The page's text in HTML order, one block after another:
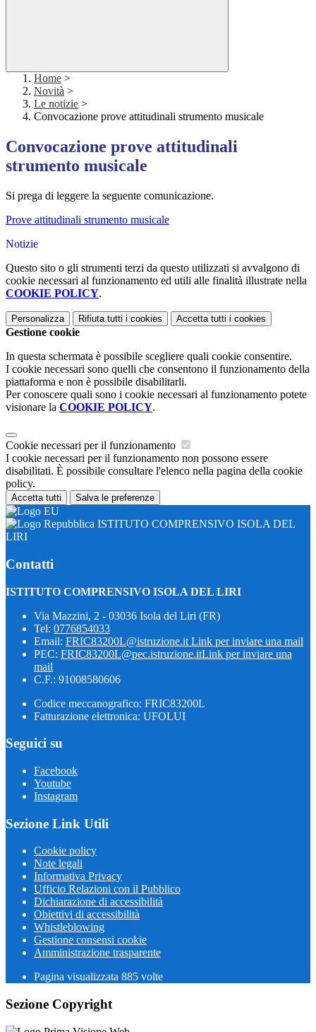
Home >
Novità >
Le notizie >
Convocazione prove attitudinali strumento musicale
Convocazione prove attitudinali
strumento musicale
Si prega di leggere la seguente comunicazione.
Prove attitudinali strumento musicale
Notizie
Questo sito o gli strumenti terzi da questo utilizzati si avvalgono di
cookie necessari al funzionamento ed utili alle finalità illustrate nella
COOKIE POLICY.
Personalizza Rifiuta tutti i cookies Accetta tutti i cookies
Gestione cookie
In questa schermata è possibile scegliere quali cookie consentire.
I cookie necessari sono quelli che consentono il funzionamento della
piattaforma e non è possibile disabilitarli.
Per conoscere quali sono i cookie necessari al funzionamento potete
visionare la COOKIE POLICY.
Cookie necessari per il funzionamento
I cookie necessari per il funzionamento non possono essere
disabilitati. È possibile consultare l'elenco nella pagina della cookie
policy.
Accetta tutti Salva le preferenze
ISTITUTO COMPRENSIVO ISOLA DEL
LIRI
Contatti
ISTITUTO COMPRENSIVO ISOLA DEL LIRI
Via Mazzini, 2 - 03036 Isola del Liri (FR)
Tel: 0776854033
Email: FRIC83200L@istruzione.it Link per inviare una mail
PEC: FRIC83200L@pec.istruzione.itLink per inviare una
mail
C.F.: 91008580606
Codice meccanografico: FRIC83200L
Fatturazione elettronica: UFOLUI
Seguici su
Facebook
Youtube
Instagram
Sezione Link Utili
Cookie policy
Note legali
Informativa Privacy
Ufficio Relazioni con il Pubblico
Dichiarazione di accessibilità
Obiettivi di accessibilità
Whistleblowing
Gestione consensi cookie
Amministrazione trasparente
Pagina visualizzata 885 volte
Sezione Copyright